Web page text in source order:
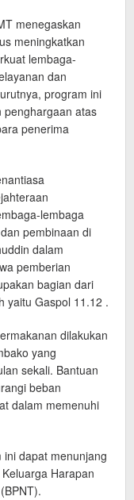
menegaskan
meningkatkan
lembaga-
dan
program ini
penghargaan atas
penerima
lembaga
pembinaan di
dalam
pemberian
bagian dari
yaitu Gaspol 11.12 .
dilakukan
yang
sekali. Bantuan
beban
dalam memenuhi
dapat menunjang
Harapan